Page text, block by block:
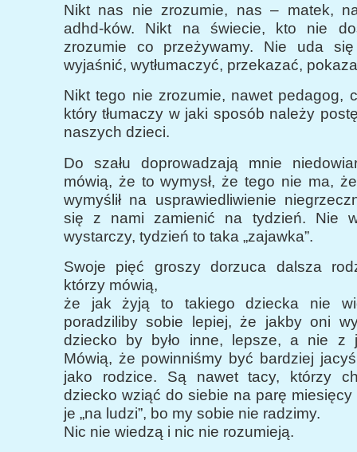
Nikt nas nie zrozumie, nas – matek,
adhd-ków. Nikt na świecie, kto nie
zrozumie co przeżywamy. Nie uda
wyjaśnić, wytłumaczyć, przekazać,
Nikt tego nie zrozumie, nawet pedagog,
który tłumaczy w jaki sposób należy
naszych dzieci.
Do szału doprowadzają mnie
mówią, że to wymysł, że tego nie ma,
wymyślił na usprawiedliwienie
się z nami zamienić na tydzień. Nie
wystarczy, tydzień to taka „zajawka”.
Swoje pięć groszy dorzuca dalsza
którzy mówią,
że jak żyją to takiego dziecka nie
poradziliby sobie lepiej, że jakby oni
dziecko by było inne, lepsze, a nie z
Mówią, że powinniśmy być bardziej
jako rodzice. Są nawet tacy, którzy
dziecko wziąć do siebie na parę miesięcy
je „na ludzi”, bo my sobie nie radzimy.
Nic nie wiedzą i nic nie rozumieją.